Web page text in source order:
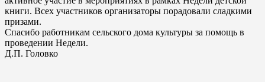
книги. Всех участников организаторы порадовали сладкими
призами.
Спасибо работникам сельского дома культуры за помощь в
проведении Недели.
Д.П. Головко